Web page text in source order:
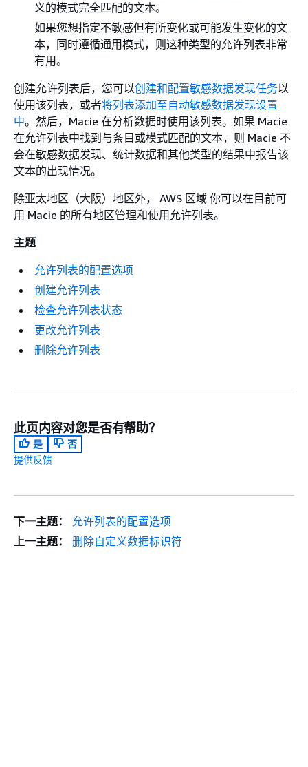
义的模式完全匹配的文本。
如果您想指定不敏感但有所变化或可能发生变化的文
本，同时遵循通用模式，则这种类型的允许列表非常
有用。
创建允许列表后，您可以创建和配置敏感数据发现任务以
使用该列表，或者将列表添加至自动敏感数据发现设置
中。然后，Macie 在分析数据时使用该列表。如果 Macie
在允许列表中找到与条目或模式匹配的文本，则 Macie 不
会在敏感数据发现、统计数据和其他类型的结果中报告该
文本的出现情况。
除亚太地区（大阪）地区外， AWS 区域 你可以在目前可
用 Macie 的所有地区管理和使用允许列表。
主题
允许列表的配置选项
创建允许列表
检查允许列表状态
更改允许列表
删除允许列表
此页内容对您是否有帮助？
是
否
提供反馈
下一主题：
允许列表的配置选项
上一主题：
删除自定义数据标识符